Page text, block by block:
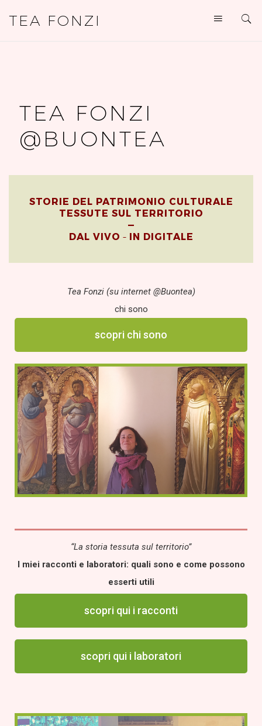
TEA FONZI
TEA FONZI
@BUONTEA
STORIE DEL PATRIMONIO CULTURALE
TESSUTE SUL TERRITORIO
—
DAL VIVO IN DIGITALE
Tea Fonzi (su internet @Buontea)
chi sono
scopri chi sono
“La storia tessuta sul territorio”
I miei racconti e laboratori: quali sono e come possono
esserti utili
scopri qui i racconti
scopri qui i laboratori